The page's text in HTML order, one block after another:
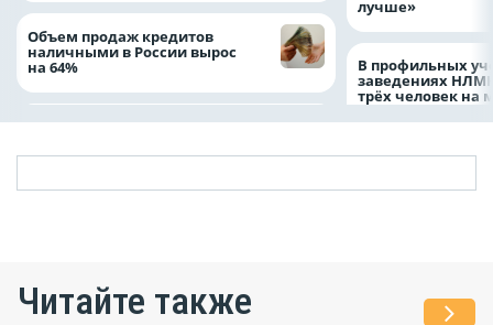
Объем продаж кредитов
наличными в России вырос
на 64%
лучше»
В профильных
заведениях
трёх человек на
Читайте также